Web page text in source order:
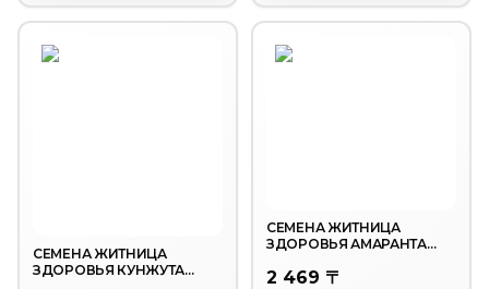
СЕМЕНА ЖИТНИЦА
ЗДОРОВЬЯ КУНЖУТА
СЕМЕНА ЖИТНИЦА
ЗДОРОВЬЯ АМАРАНТА
2 469 〒